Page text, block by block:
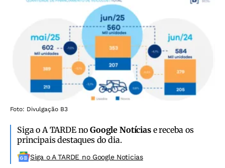
Foto: Divulgação B3
Siga o A TARDE noGoogle Notíciase receba os
principais destaques do dia.
Siga o A TARDE no Google Noticias